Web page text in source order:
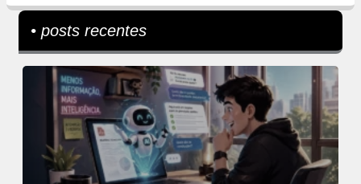
• posts recentes